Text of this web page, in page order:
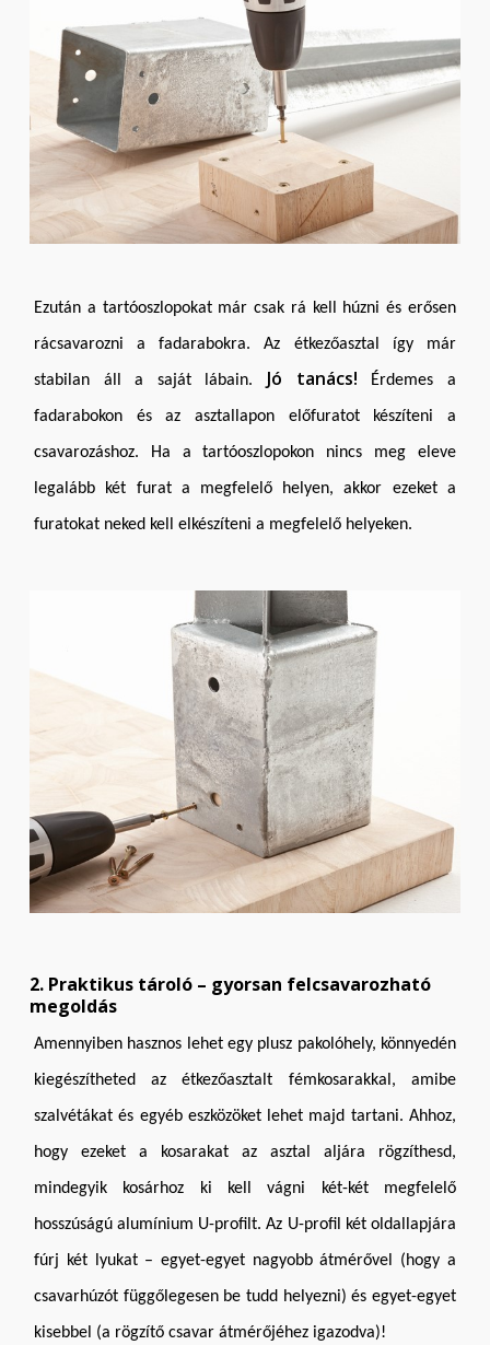
Ezután a tartóoszlopokat már csak rá kell húzni és erősen
rácsavarozni a fadarabokra. Az étkezőasztal így már
stabilan áll a saját lábain. Jó tanács! Érdemes a
fadarabokon és az asztallapon előfuratot készíteni a
csavarozáshoz. Ha a tartóoszlopokon nincs meg eleve
legalább két furat a megfelelő helyen, akkor ezeket a
furatokat neked kell elkészíteni a megfelelő helyeken.
2. Praktikus tároló – gyorsan felcsavarozható
megoldás
Amennyiben hasznos lehet egy plusz pakolóhely, könnyedén
kiegészítheted az étkezőasztalt fémkosarakkal, amibe
szalvétákat és egyéb eszközöket lehet majd tartani. Ahhoz,
hogy ezeket a kosarakat az asztal aljára rögzíthesd,
mindegyik kosárhoz ki kell vágni két-két megfelelő
hosszúságú alumínium U-profilt. Az U-profil két oldallapjára
fúrj két lyukat – egyet-egyet nagyobb átmérővel (hogy a
csavarhúzót függőlegesen be tudd helyezni) és egyet-egyet
kisebbel (a rögzítő csavar átmérőjéhez igazodva)!